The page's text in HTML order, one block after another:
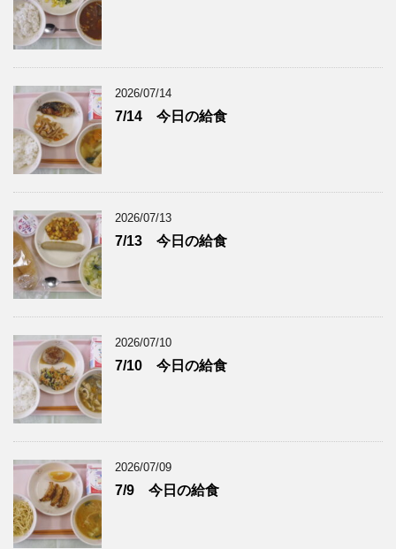
2026/07/14
7/14 今日の給食
2026/07/13
7/13 今日の給食
2026/07/10
7/10 今日の給食
2026/07/09
7/9 今日の給食